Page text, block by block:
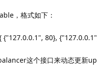
，格式如下：
{"127.0.0.1", 80},
这个接口来动态更新